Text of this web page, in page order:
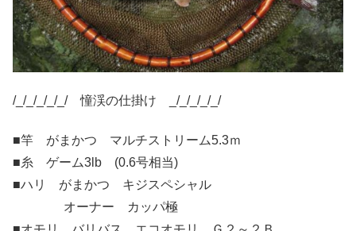
/_/_/_/_/_/ 憧渓の仕掛け _/_/_/_/_/
■竿 がまかつ マルチストリーム5.3ｍ
■糸 ゲーム3lb (0.6号相当)
■ハリ がまかつ キジスペシャル
オーナー カッパ極